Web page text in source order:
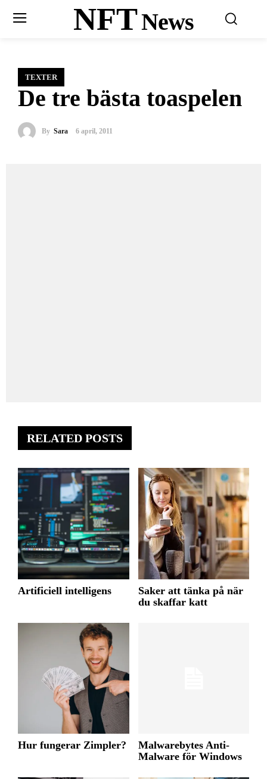
NFTNews
TEXTER
De tre bästa toaspelen
By Sara 6 april, 2011
RELATED POSTS
Artificiell intelligens
Saker att tänka på när
du skaffar katt
Hur fungerar Zimpler?
Malwarebytes Anti-
Malware för Windows